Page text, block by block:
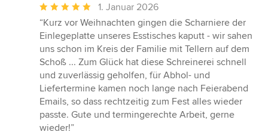
Durchschnittliche
Bewertung:
5
von
5
Sternen
1. Januar 2026
“Kurz vor Weihnachten gingen die Scharniere der
Einlegeplatte unseres Esstisches kaputt - wir sahen
uns schon im Kreis der Familie mit Tellern auf dem
Schoß ... Zum Glück hat diese Schreinerei schnell
und zuverlässig geholfen, für Abhol- und
Liefertermine kamen noch lange nach Feierabend
Emails, so dass rechtzeitig zum Fest alles wieder
passte. Gute und termingerechte Arbeit, gerne
wieder!”